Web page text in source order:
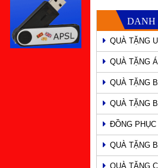
DANH
PHẨM
QUÀ TẶNG
QUÀ TẶNG
QUÀ TẶNG
QUÀ TẶNG
ĐỒNG
QUÀ TẶNG
QUÀ TẶNG